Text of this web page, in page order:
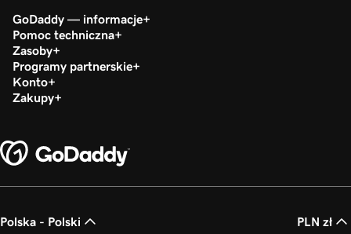
GoDaddy — informacje
Pomoc techniczna
Zasoby
Programy partnerskie
Konto
Zakupy
Polska - Polski PLN zł